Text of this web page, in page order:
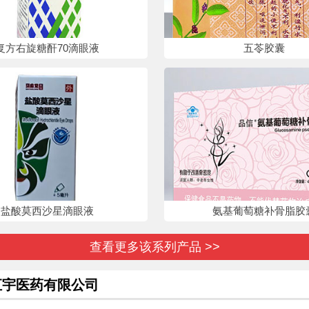
方右旋糖酐70滴眼液 五苓胶囊
盐酸莫西沙星滴眼液 氨基葡萄糖补骨脂胶
查看更多该系列产品 >>
医药有限公司